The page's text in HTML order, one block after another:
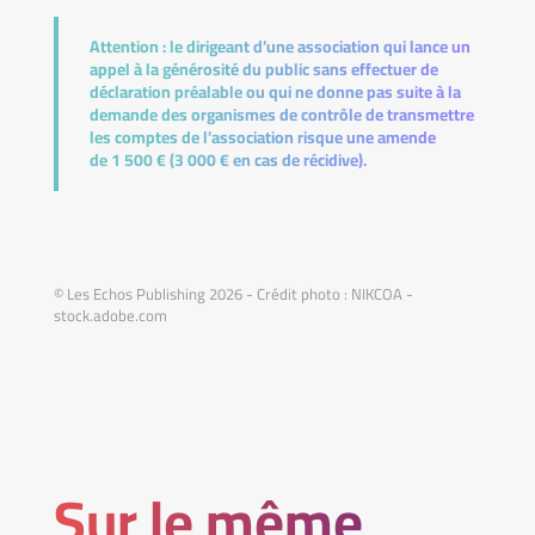
Attention :le dirigeant d’une association qui lance un
appel à la générosité du public sans effectuer de
déclaration préalable ou qui ne donne pas suite à la
demande des organismes de contrôle de transmettre
les comptes de l’association risque une amende
de 1 500 € (3 000 € en cas de récidive).
© Les Echos Publishing 2026 - Crédit photo : NIKCOA -
stock.adobe.com